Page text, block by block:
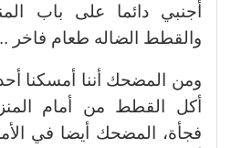
أجنبي دائما على باب
والقطط الضاله طعام فاخر ..
ومن المضحك أننا أمسكنا
أكل القطط من أمام
فجأة، المضحك أيضا في